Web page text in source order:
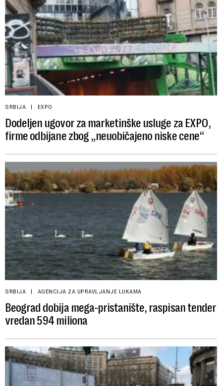
SRBIJA EXPO
Dodeljen ugovor za marketinške usluge za EXPO,
firme odbijane zbog „neuobičajeno niske cene“
SRBIJA AGENCIJA ZA UPRAVLJANJE LUKAMA
Beograd dobija mega-pristanište, raspisan tender
vredan 594 miliona